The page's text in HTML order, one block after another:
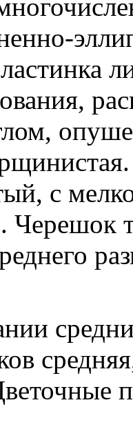
с
Черешок